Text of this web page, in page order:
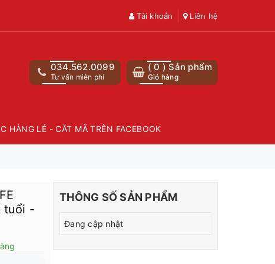
Tài khoản Liên hệ
( 0 ) Sản phẩm
Giỏ hàng
034.562.0099
Tư vấn miễn phí
HÀNG LẺ - CẮT MÃ TRÊN FACEBOOK
tuổi -
THÔNG SỐ SẢN PHẨM
Đang cập nhật